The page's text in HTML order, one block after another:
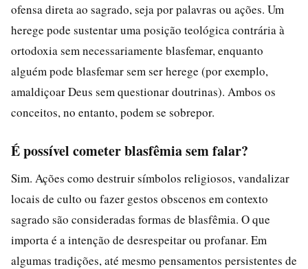
ofensa direta ao sagrado, seja por palavras ou ações. Um
herege pode sustentar uma posição teológica contrária à
ortodoxia sem necessariamente blasfemar, enquanto
alguém pode blasfemar sem ser herege (por exemplo,
amaldiçoar Deus sem questionar doutrinas). Ambos os
conceitos, no entanto, podem se sobrepor.
É possível cometer blasfêmia sem falar?
Sim. Ações como destruir símbolos religiosos, vandalizar
locais de culto ou fazer gestos obscenos em contexto
sagrado são consideradas formas de blasfêmia. O que
importa é a intenção de desrespeitar ou profanar. Em
algumas tradições, até mesmo pensamentos persistentes de